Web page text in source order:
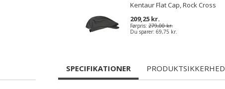
Kentaur Flat Cap, Rock Cross
209,25 kr.
Førpris: 279,00 kr.
Du sparer: 69,75 kr.
SPECIFIKATIONER PRODUKTSIKKERHED